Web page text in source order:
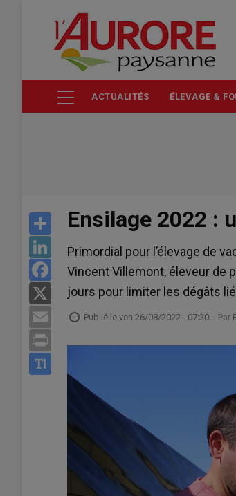
contenu
ACTUALITÉS ÉLEVAGE &
Share
LinkedIn
Facebook
Email
Ensilage 2022 :
Primordial pour l’élevage de
Vincent Villemont, éleveur de
jours pour limiter les dégâts
Publié le ven 26/08/2022 - 07:30 - Par